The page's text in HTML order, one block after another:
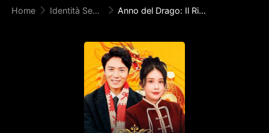
Home Identità Segreta Anno del Drago: Il Ritorno in Gloria